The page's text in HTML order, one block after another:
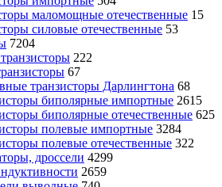
маломощные отечественные 15
силовые отечественные 53
7204
222
67
транзисторы Дарлингтона 68
биполярные импортные 2615
биполярные отечественные 625
полевые импортные 3284
полевые отечественные 322
дроссели 4299
2659